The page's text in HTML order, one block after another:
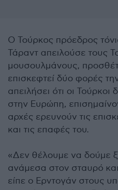
Ο Τούρκος πρόεδρος
Τάραντ απειλούσε τους
μουσουλμάνους,
επισκεφτεί δύο φορές
απειλήσει ότι οι
στην Ευρώπη,
αρχές ερευνούν τις
και τις επαφές του.
«Δεν θέλουμε να δούμε
ανάμεσα στον σταυρό
είπε ο Ερντογάν στους